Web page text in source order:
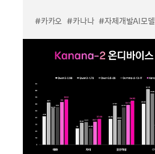
#카카오 #카나나 #자체개발AI모델